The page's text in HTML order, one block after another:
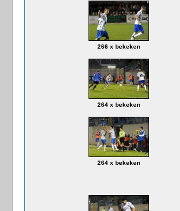
266 x bekeken
264 x bekeken
264 x bekeken